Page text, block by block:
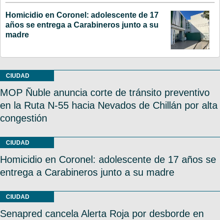
Homicidio en Coronel: adolescente de 17
años se entrega a Carabineros junto a su
madre
CIUDAD
MOP Ñuble anuncia corte de tránsito preventivo
en la Ruta N-55 hacia Nevados de Chillán por alta
congestión
CIUDAD
Homicidio en Coronel: adolescente de 17 años se
entrega a Carabineros junto a su madre
CIUDAD
Senapred cancela Alerta Roja por desborde en